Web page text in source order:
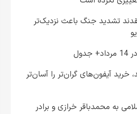
تشدید جنگ باعث نزدیک‌تر
خرید آیفون‌های گران‌تر را آسان‌تر
به محمدباقر خرازی و برادر